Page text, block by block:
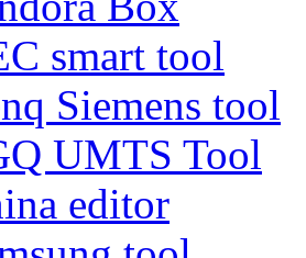
smart tool
Siemens tool
UMTS Tool
editor